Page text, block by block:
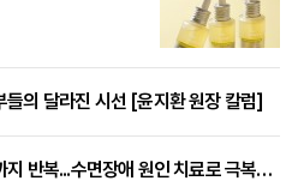
들의 달라진 시선 [윤지환 원장 칼럼]
불면증과 어지럼증·이명 증상까지 반복...수면장애 원인 치료로 극복해야